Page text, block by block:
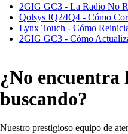
2GIG GC3 - La Radio No
Qolsys IQ2/IQ4 - Cómo
Lynx Touch - Cómo
2GIG GC3 - Cómo
¿No encuentra
buscando?
Nuestro prestigioso equipo de